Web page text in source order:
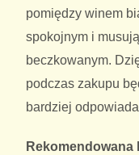
pomiędzy winem
spokojnym i
beczkowanym.
podczas zakupu
bardziej
PRZEJDŹ DO